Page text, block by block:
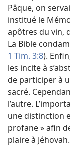
Pâque, on
institué le
apôtres du vin,
La Bible
1 Tim. 3:8).
les incite à
de participer à
sacré.
l’autre.
une distinction
profane » afin
plaire à Jéhovah.